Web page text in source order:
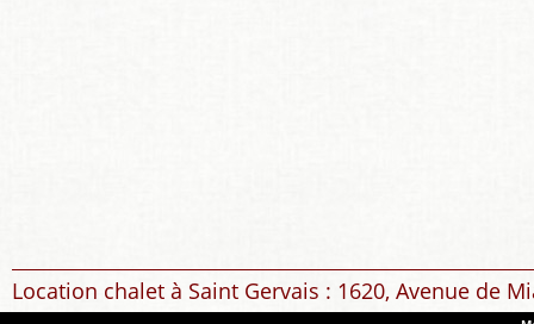
Location chalet à Saint Gervais : 1620, Avenue de